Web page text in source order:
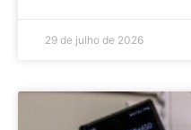
29 de julho de 2026